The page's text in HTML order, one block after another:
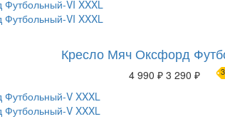
Кресло Мяч Оксфорд
4 990 ₽ 3 290 ₽